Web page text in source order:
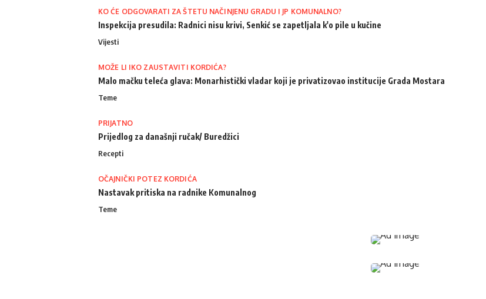
KO ĆE ODGOVARATI ZA ŠTETU NAČINJENU GRADU I JP KOMUNALNO?
Inspekcija presudila: Radnici nisu krivi, Senkić se zapetljala k'o pile u kučine
Vijesti
MOŽE LI IKO ZAUSTAVITI KORDIĆA?
Malo mačku teleća glava: Monarhistički vladar koji je privatizovao institucije Grada Mostara
Teme
PRIJATNO
Prijedlog za današnji ručak/ Buredžici
Recepti
OČAJNIČKI POTEZ KORDIĆA
Nastavak pritiska na radnike Komunalnog
Teme